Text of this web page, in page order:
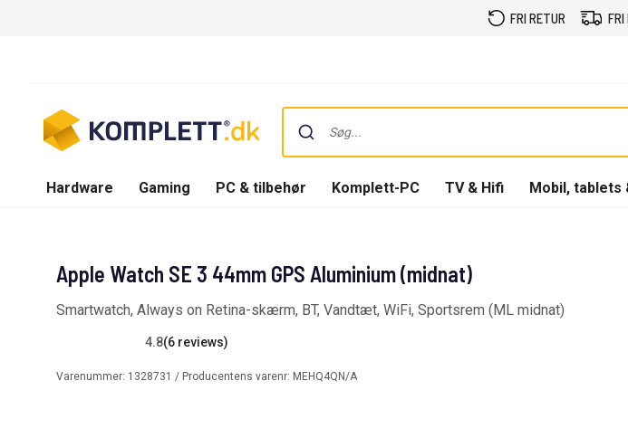
FRI RETUR FRI
Hardware Gaming PC & tilbehør Komplett-PC TV & Hifi Mobil, tablets
Apple Watch SE 3 44mm GPS Aluminium (midnat)
Smartwatch, Always on Retina-skærm, BT, Vandtæt, WiFi, Sportsrem (ML midnat)
4.8(6 reviews)
Varenummer: 1328731 / Producentens varenr: MEHQ4QN/A